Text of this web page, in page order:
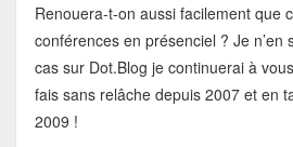
Renouera-t-on aussi facilement que
conférences en présenciel ? Je n’en
cas sur Dot.Blog je continuerai à
fais sans relâche depuis 2007 et en
2009 !